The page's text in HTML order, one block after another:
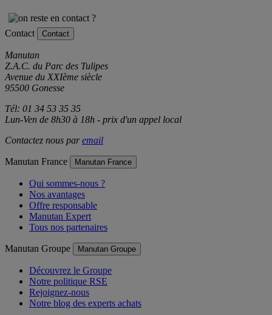
Contact Contact
Manutan
Z.A.C. du Parc des Tulipes
Avenue du XXIème siècle
95500 Gonesse
Tél: 01 34 53 35 35
Lun-Ven de 8h30 à 18h - prix d'un appel local
Contactez nous paremail
Manutan France Manutan France
Qui sommes-nous ?
Nos avantages
Offre responsable
Manutan Expert
Tous nos partenaires
Manutan Groupe Manutan Groupe
Découvrez le Groupe
Notre politique RSE
Rejoignez-nous
Notre blog des experts achats